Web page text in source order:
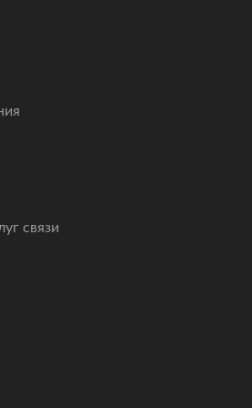
связи